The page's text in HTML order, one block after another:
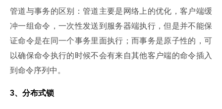
管道与事务的区别：管道主要是网络上的优化，客户端缓
冲一组命令，一次性发送到服务器端执行，但是并不能保
证命令是在同一个事务里面执行；而事务是原子性的，可
以确保命令执行的时候不会有来自其他客户端的命令插入
到命令序列中。
3、分布式锁